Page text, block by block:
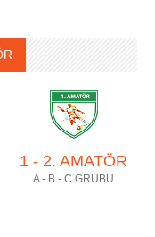
1 - 2. AMATÖR
A - B - C GRUBU